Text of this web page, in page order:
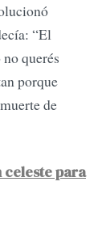
“El
querés
porque
de
celeste para